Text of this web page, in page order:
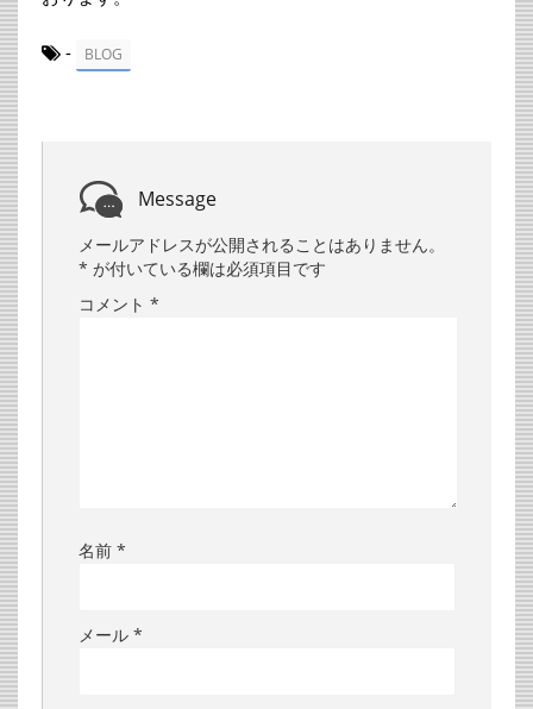
- BLOG
Message
メールアドレスが公開されることはありません。
* が付いている欄は必須項目です
コメント *
名前 *
メール *